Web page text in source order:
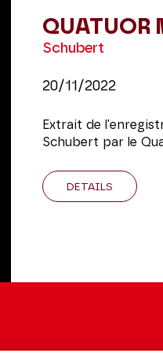
Schubert
20/11/2022
Extrait de
Schubert par le
DETAILS